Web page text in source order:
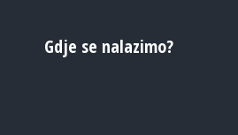
Gdje se nalazimo?